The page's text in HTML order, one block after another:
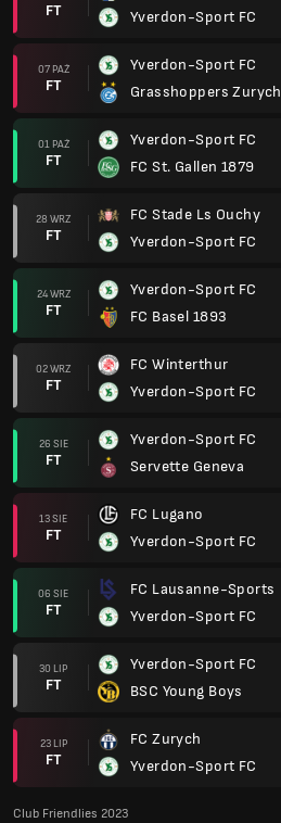
FT Yverdon-Sport FC
07 PAŹ
FT
Yverdon-Sport FC
Grasshoppers Zurych
01 PAŹ
FT
Yverdon-Sport FC
FC St. Gallen 1879
28 WRZ
FT
FC Stade Ls Ouchy
Yverdon-Sport FC
24 WRZ
FT
Yverdon-Sport FC
FC Basel 1893
02 WRZ
FT
FC Winterthur
Yverdon-Sport FC
26 SIE
FT
Yverdon-Sport FC
Servette Geneva
13 SIE
FT
FC Lugano
Yverdon-Sport FC
06 SIE
FT
FC Lausanne-Sports
Yverdon-Sport FC
30 LIP
FT
Yverdon-Sport FC
BSC Young Boys
23 LIP
FT
FC Zurych
Yverdon-Sport FC
Club Friendlies 2023